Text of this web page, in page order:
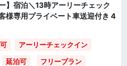
】宿泊＼13時アーリーチェック
専用プライベート車送迎付き 4
アーリーチェックイン
延泊可 フリープラン